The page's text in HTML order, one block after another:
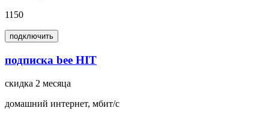
1150
подключить
подписка bee HIT
скидка 2 месяца
домашний интернет, мбит/с